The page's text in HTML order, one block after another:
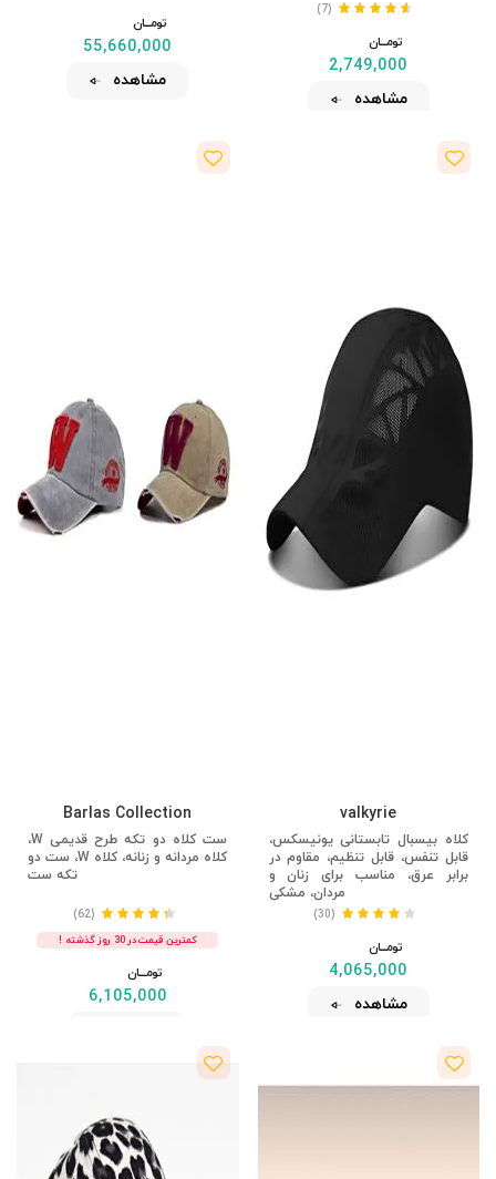
(7)
تومــــــان
2,749,000
مشاهده
تومــــــان
55,660,000
مشاهده
valkyrie
کلاه بیسبال تابستانی یونیسکس،
قابل تنفس، قابل تنظیم، مقاوم در
برابر عرق، مناسب برای زنان و
مردان، مشکی
(30)
تومــــــان
4,065,000
مشاهده
Barlas Collection
ست کلاه دو تکه طرح قدیمی W،
کلاه مردانه و زنانه، کلاه W، ست دو
تکه ست
(62)
کمترین قیمت در 30 روز گذشته !
تومــــــان
6,105,000